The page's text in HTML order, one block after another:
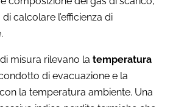
calcolare l’efficienza di
misura rilevano la temperatura
di evacuazione e la
la temperatura ambiente. Una